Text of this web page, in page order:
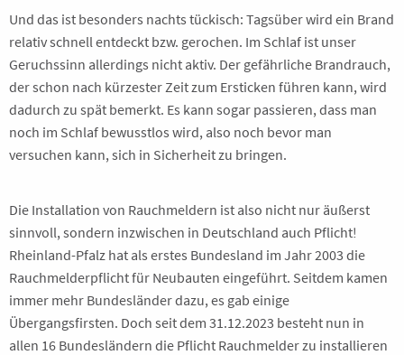
Und das ist besonders nachts tückisch: Tagsüber wird ein Brand
relativ schnell entdeckt bzw. gerochen. Im Schlaf ist unser
Geruchssinn allerdings nicht aktiv. Der gefährliche Brandrauch,
der schon nach kürzester Zeit zum Ersticken führen kann, wird
dadurch zu spät bemerkt. Es kann sogar passieren, dass man
noch im Schlaf bewusstlos wird, also noch bevor man
versuchen kann, sich in Sicherheit zu bringen.
Die Installation von Rauchmeldern ist also nicht nur äußerst
sinnvoll, sondern inzwischen in Deutschland auch Pflicht!
Rheinland-Pfalz hat als erstes Bundesland im Jahr 2003 die
Rauchmelderpflicht für Neubauten eingeführt. Seitdem kamen
immer mehr Bundesländer dazu, es gab einige
Übergangsfirsten. Doch seit dem 31.12.2023 besteht nun in
allen 16 Bundesländern die Pflicht Rauchmelder zu installieren